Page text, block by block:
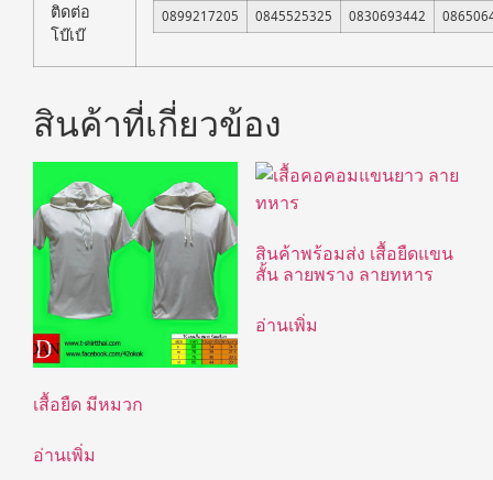
ติดต่อ
โบ๊เบ๊
0899217205 0845525325 0830693442
สินค้าที่เกี่ยวข้อง
เสื้อยืด มีหมวก
อ่านเพิ่ม
สินค้าพร้อมส่ง เสื้อยืดแขน
สั้น ลายพราง ลายทหาร
อ่านเพิ่ม